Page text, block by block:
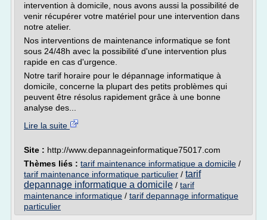
intervention à domicile, nous avons aussi la possibilité de
venir récupérer votre matériel pour une intervention dans
notre atelier.
Nos interventions de maintenance informatique se font
sous 24/48h avec la possibilité d'une intervention plus
rapide en cas d'urgence.
Notre tarif horaire pour le dépannage informatique à
domicile, concerne la plupart des petits problèmes qui
peuvent être résolus rapidement grâce à une bonne
analyse des...
Lire la suite
Site : http://www.depannageinformatique75017.com
Thèmes liés : tarif maintenance informatique a domicile /
tarif maintenance informatique particulier / tarif
depannage informatique a domicile / tarif
maintenance informatique / tarif depannage informatique
particulier